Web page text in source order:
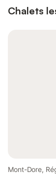
Chalets
Mont-Dore,